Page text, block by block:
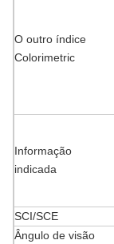
O outro índice
Colorimetric
Informação
indicada
SCI/SCE
Ângulo de visão